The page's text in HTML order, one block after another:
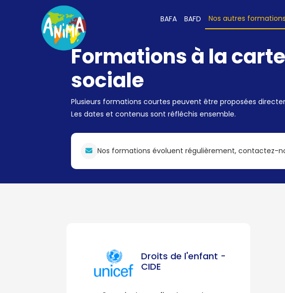
BAFA BAFD Nos autres formations
Formations à la
sociale
Plusieurs formations courtes peuvent être proposées
Les dates et contenus sont réfléchis ensemble.
Nos formations évoluent régulièrement, contactez-
Droits de l'enfant -
CIDE